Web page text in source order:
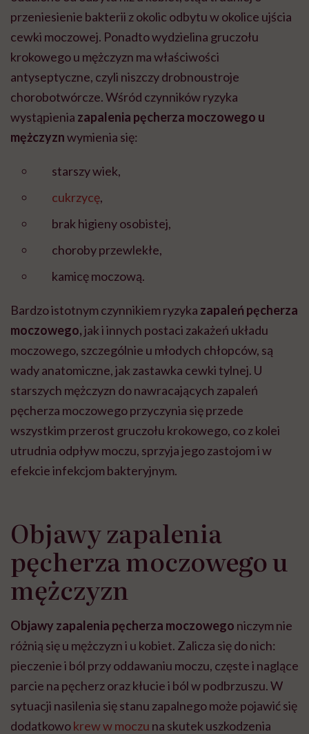
przeniesienie bakterii z okolic odbytu w okolice ujścia
cewki moczowej. Ponadto wydzielina gruczołu
krokowego u mężczyzn ma właściwości
antyseptyczne, czyli niszczy drobnoustroje
chorobotwórcze. Wśród czynników ryzyka
wystąpienia zapalenia pęcherza moczowego u
mężczyznwymienia się:
starszy wiek,
cukrzycę,
brak higieny osobistej,
choroby przewlekłe,
kamicę moczową.
Bardzo istotnym czynnikiem ryzyka zapaleń pęcherza
moczowego,jak i innych postaci zakażeń układu
moczowego, szczególnie u młodych chłopców, są
wady anatomiczne, jak zastawka cewki tylnej. U
starszych mężczyzn do nawracających zapaleń
pęcherza moczowego przyczynia się przede
wszystkim przerost gruczołu krokowego, co z kolei
utrudnia odpływ moczu, sprzyja jego zastojom i w
efekcie infekcjom bakteryjnym.
Objawy zapalenia
pęcherza moczowego u
mężczyzn
Objawy zapalenia pęcherza moczowego niczym nie
różnią się u mężczyzn i u kobiet. Zalicza się do nich:
pieczenie i ból przy oddawaniu moczu, częste i naglące
parcie na pęcherz oraz kłucie i ból w podbrzuszu. W
sytuacji nasilenia się stanu zapalnego może pojawić się
dodatkowokrew w moczu na skutek uszkodzenia